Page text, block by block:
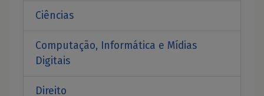
Ciências
Computação, Informática e Mídias
Digitais
Direito